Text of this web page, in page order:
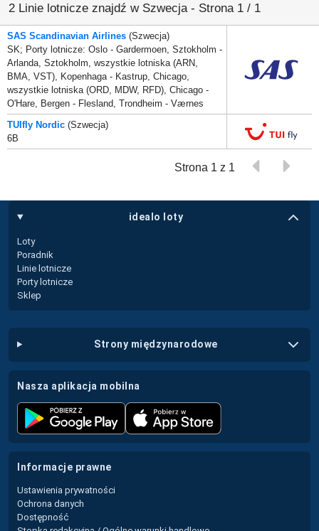
2 Linie lotnicze znajdź w Szwecja - Strona 1 / 1
SAS Scandinavian Airlines (Szwecja)
SK; Porty lotnicze: Oslo - Gardermoen, Sztokholm -
Arlanda, Sztokholm, wszystkie lotniska (ARN,
BMA, VST), Kopenhaga - Kastrup, Chicago,
wszystkie lotniska (ORD, MDW, RFD), Chicago -
O'Hare, Bergen - Flesland, Trondheim - Værnes
TUIfly Nordic (Szwecja)
6B
Strona 1 z 1
idealo loty
Loty
Poradnik
Linie lotnicze
Porty lotnicze
Sklep
strony międzynarodowe
nasza aplikacja mobilna
informacje prawne
Ustawienia prywatności
Ochrona danych
Dostępność